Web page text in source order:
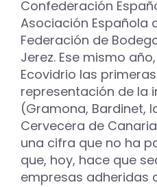
Confederación
Asociación Española
Federación de
Jerez. Ese mismo
Ecovidrio las
representación de la
(Gramona, Bardinet,
Cervecera de
una cifra que no ha
que, hoy, hace que
empresas adheridas